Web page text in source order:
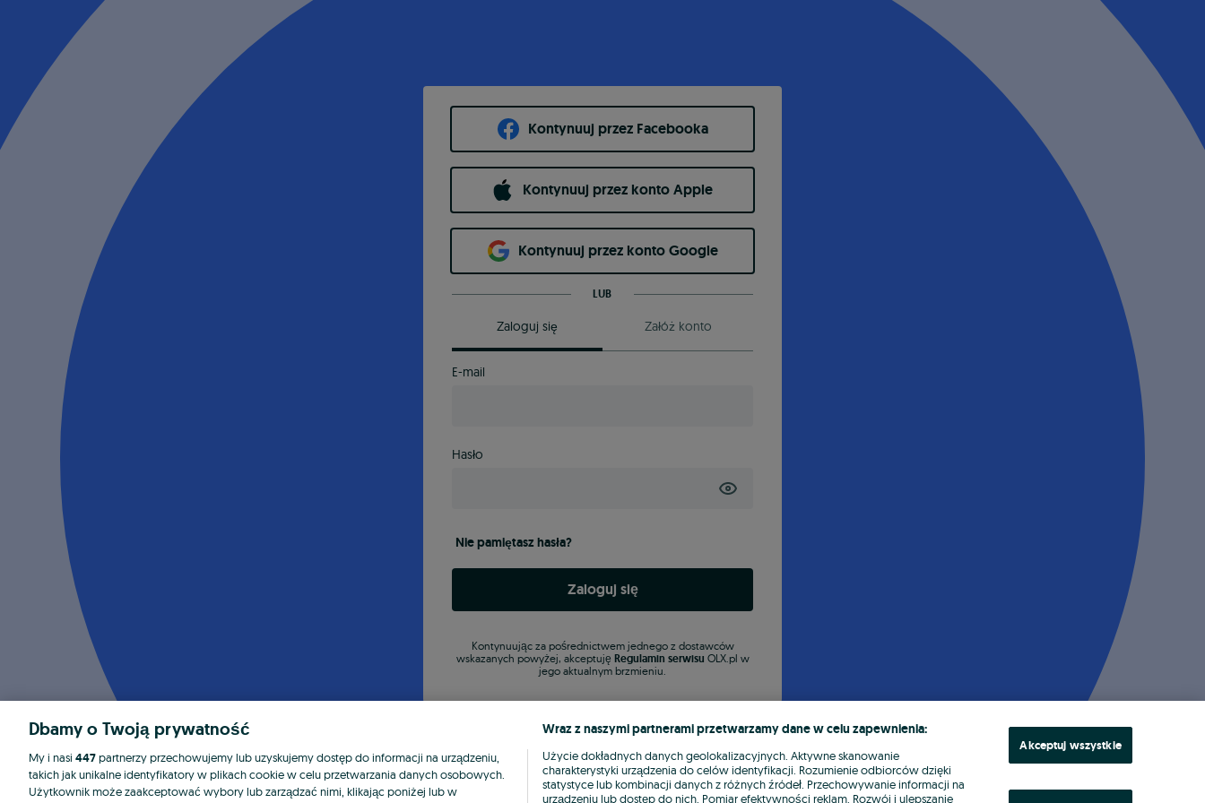
Kontynuuj przez Facebooka
Kontynuuj przez konto Apple
Kontynuuj przez konto Google
LUB
Zaloguj się Załóż konto
E-mail
Hasło
Nie pamiętasz hasła?
Zaloguj się
Kontynuując za pośrednictwem jednego z dostawców
wskazanych powyżej, akceptuję Regulamin serwisu OLX.pl w
jego aktualnym brzmieniu.
Dbamy o Twoją prywatność
My i nasi 447partnerzy przechowujemy lub uzyskujemy dostęp do informacji na urządzeniu,
takich jak unikalne identyfikatory w plikach cookie w celu przetwarzania danych osobowych.
Użytkownik może zaakceptować wybory lub zarządzać nimi, klikając poniżej lub w
Wraz z naszymi partnerami przetwarzamy dane w celu zapewnienia:
Użycie dokładnych danych geolokalizacyjnych. Aktywne skanowanie
charakterystyki urządzenia do celów identyfikacji. Rozumienie odbiorców dzięki
statystyce lub kombinacji danych z różnych źródeł. Przechowywanie informacji na
urządzeniu lub dostęp do nich. Pomiar efektywności reklam. Rozwój i ulepszanie
Akceptuj wszystkie